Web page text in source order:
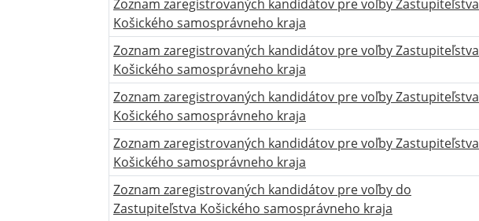
Zoznam zaregistrovaných kandidátov pre voľby Zastupiteľstva
Košického samosprávneho kraja
Zoznam zaregistrovaných kandidátov pre voľby Zastupiteľstva
Košického samosprávneho kraja
Zoznam zaregistrovaných kandidátov pre voľby Zastupiteľstva
Košického samosprávneho kraja
Zoznam zaregistrovaných kandidátov pre voľby Zastupiteľstva
Košického samosprávneho kraja
Zoznam zaregistrovaných kandidátov pre voľby do
Zastupiteľstva Košického samosprávneho kraja